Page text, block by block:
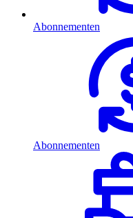
Abonnementen
Abonnementen